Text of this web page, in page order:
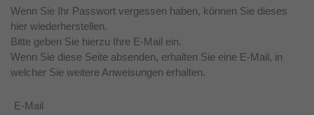
Wenn Sie Ihr Passwort vergessen haben, können Sie dieses
hier wiederherstellen.
Bitte geben Sie hierzu Ihre E-Mail ein.
Wenn Sie diese Seite absenden, erhalten Sie eine E-Mail, in
welcher Sie weitere Anweisungen erhalten.
E-Mail